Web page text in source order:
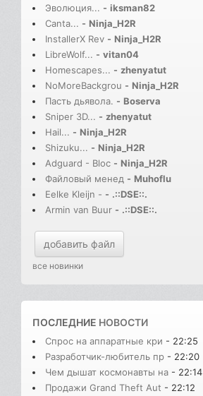
Эволюция... - iksman82
Canta... - Ninja_H2R
InstallerX Rev - Ninja_H2R
LibreWolf... - vitan04
Homescapes... - zhenyatut
NoMoreBackgrou - Ninja_H2R
Пасть дьявола. - Boserva
Sniper 3D... - zhenyatut
Hail... - Ninja_H2R
Shizuku... - Ninja_H2R
Adguard - Bloc - Ninja_H2R
Файловый менед - Muhoflu
Eelke Kleijn - - .::DSE::.
Armin van Buur - .::DSE::.
добавить файл
все новинки
ПОСЛЕДНИЕ НОВОСТИ
Спрос на аппаратные кри - 22:25
Разработчик-любитель пр - 22:20
Чем дышат космонавты на - 22:14
Продажи Grand Theft Aut - 22:12